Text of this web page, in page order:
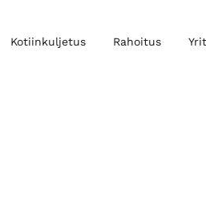
Kotiinkuljetus Rahoitus